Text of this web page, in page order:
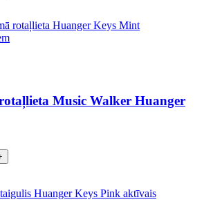
Music Walker Huanger